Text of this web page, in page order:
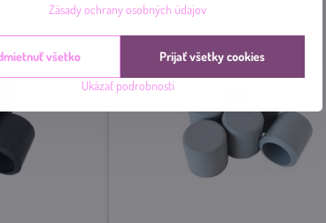
Zásady ochrany osobných údajov
Ukázať podrobnosti
Prijať všetky cookies
všetko